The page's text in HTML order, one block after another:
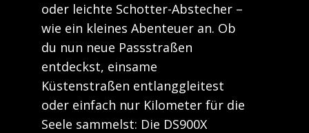
oder leichte Schotter-Abstecher –
wie ein kleines Abenteuer an. Ob
du nun neue Passstraßen
entdeckst, einsame
Küstenstraßen entlanggleitest
oder einfach nur Kilometer für die
Seele sammelst: Die DS900X